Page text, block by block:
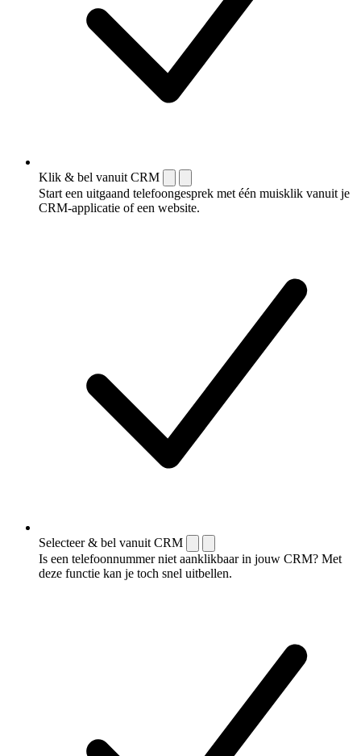
Klik & bel vanuit CRM
Start een uitgaand telefoongesprek met één muisklik vanuit je
CRM-applicatie of een website.
Selecteer & bel vanuit CRM
Is een telefoonnummer niet aanklikbaar in jouw CRM? Met
deze functie kan je toch snel uitbellen.